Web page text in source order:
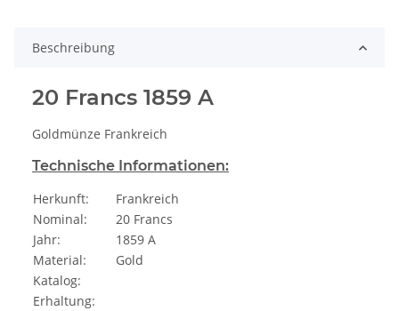
Beschreibung
20 Francs 1859 A
Goldmünze Frankreich
Technische Informationen:
Herkunft:
Frankreich
Nominal:
20 Francs
Jahr:
1859 A
Material:
Gold
Katalog:
Erhaltung: